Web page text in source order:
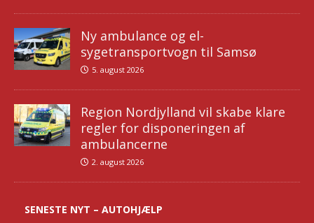
Ny ambulance og el-
sygetransportvogn til Samsø
5. august 2026
Region Nordjylland vil skabe klare
regler for disponeringen af
ambulancerne
2. august 2026
SENESTE NYT – AUTOHJÆLP